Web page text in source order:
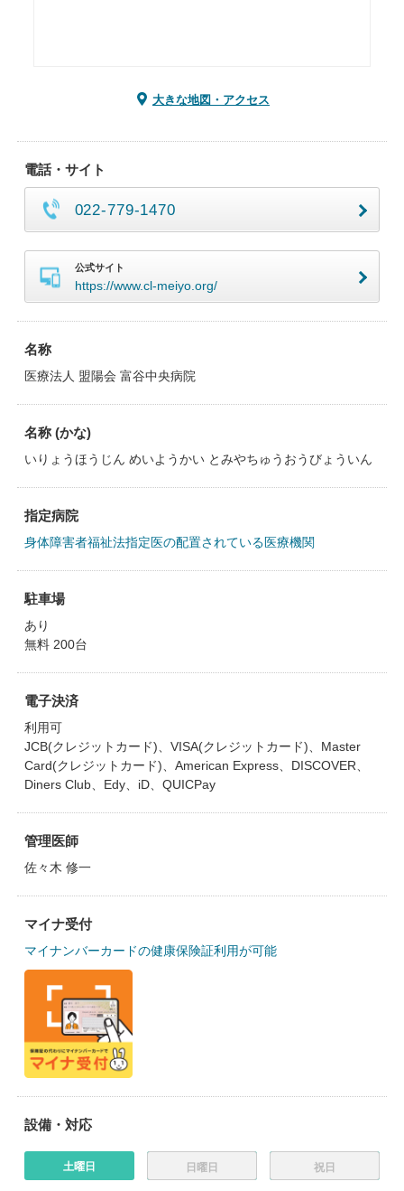
大きな地図・アクセス
電話・サイト
022-779-1470
公式サイト
https://www.cl-meiyo.org/
名称
医療法人 盟陽会 富谷中央病院
名称 (かな)
いりょうほうじん めいようかい とみやちゅうおうびょういん
指定病院
身体障害者福祉法指定医の配置されている医療機関
駐車場
あり
無料 200台
電子決済
利用可
JCB(クレジットカード)、VISA(クレジットカード)、Master
Card(クレジットカード)、American Express、DISCOVER、
Diners Club、Edy、iD、QUICPay
管理医師
佐々木 修一
マイナ受付
マイナンバーカードの健康保険証利用が可能
設備・対応
土曜日 日曜日 祝日